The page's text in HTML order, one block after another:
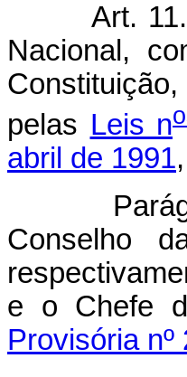
Art. 11.
Nacional,
pelas Leis n
abril de 1991
Conselho
e o
Provisória